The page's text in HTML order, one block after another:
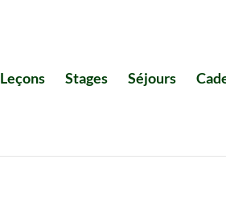
Leçons Stages Séjours